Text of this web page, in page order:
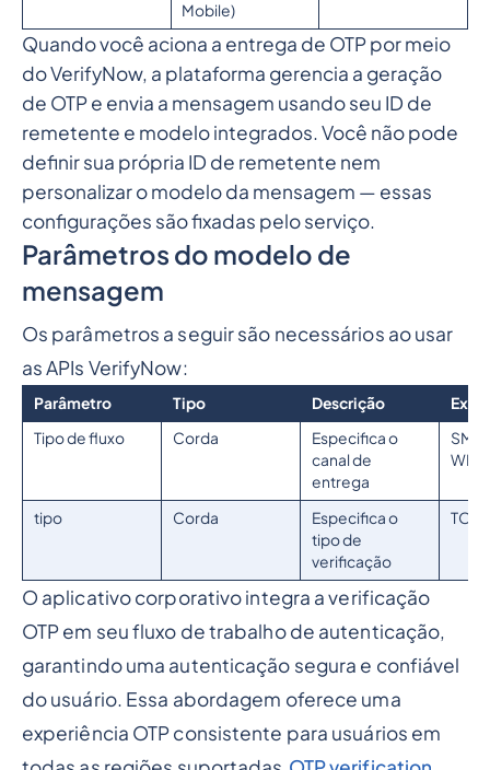
Mobile)
Quando você aciona a entrega de OTP por meio
do VerifyNow, a plataforma gerencia a geração
de OTP e envia a mensagem usando seu ID de
remetente e modelo integrados. Você não pode
definir sua própria ID de remetente nem
personalizar o modelo da mensagem — essas
configurações são fixadas pelo serviço.
Parâmetros do modelo de
mensagem
Os parâmetros a seguir são necessários ao usar
as APIs VerifyNow:
Parâmetro Tipo Descrição
Tipo de fluxo
Corda
Especifica o
canal de
entrega
SMS
tipo Corda
Especifica o
tipo de
verificação
O aplicativo corporativo integra a verificação
OTP em seu fluxo de trabalho de autenticação,
garantindo uma autenticação segura e confiável
do usuário. Essa abordagem oferece uma
experiência OTP consistente para usuários em